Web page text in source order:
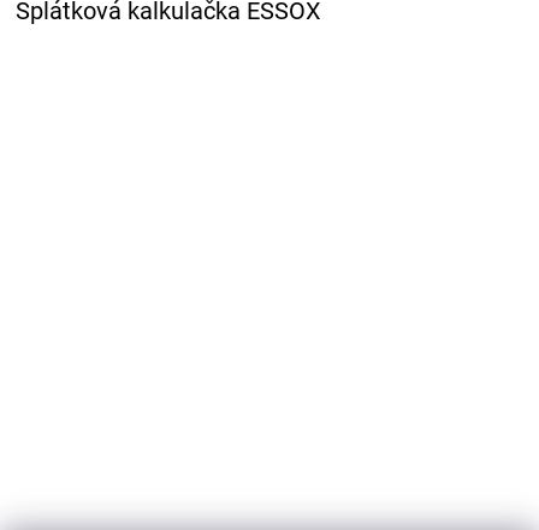
Splátková kalkulačka ESSOX